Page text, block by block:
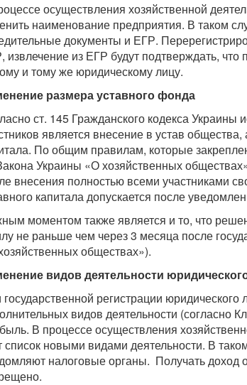
осуществления хозяйственной
наименование предприятия. В таком
документы и ЕГР.
извлечение из ЕГР будут подтверждать,
и тому же юридическому лицу.
размера уставного фонда
ст. 145 Гражданского кодекса
является внесение в устав
По общим правилам, которые
Украины «О хозяйственных
внесения полностью всеми участниками
капитала допускается после
моментом также является и то, что
не раньше чем через 3 месяца после
обществах»).
видов деятельности
регистрации
видов деятельности (согласно
В процессе осуществления
список новыми видами деятельности. В
налоговые органы. Получать доход